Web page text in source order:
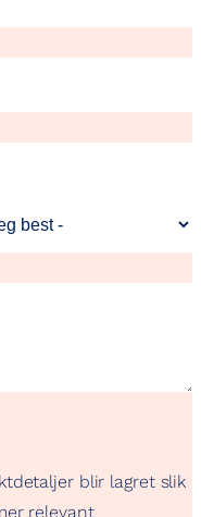
blir lagret slik
relevant